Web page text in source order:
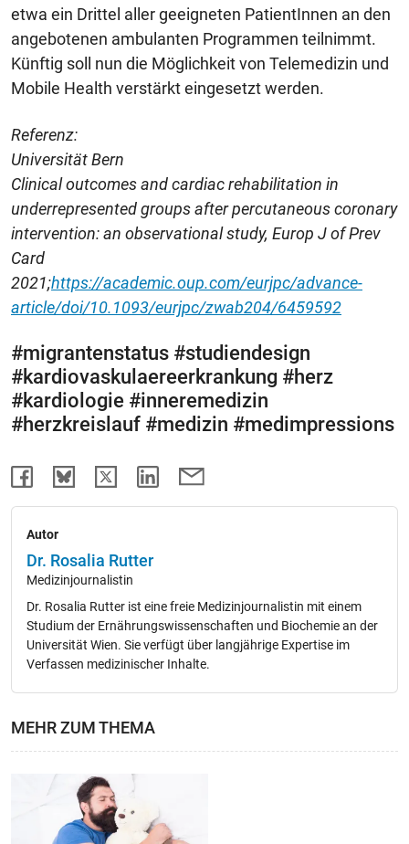
etwa ein Drittel aller geeigneten PatientInnen an den
angebotenen ambulanten Programmen teilnimmt.
Künftig soll nun die Möglichkeit von Telemedizin und
Mobile Health verstärkt eingesetzt werden.
Referenz:
Universität Bern
Clinical outcomes and cardiac rehabilitation in
underrepresented groups after percutaneous coronary
intervention: an observational study, Europ J of Prev
Card
2021;https://academic.oup.com/eurjpc/advance-
article/doi/10.1093/eurjpc/zwab204/6459592
#migrantenstatus #studiendesign
#kardiovaskulaereerkrankung #herz
#kardiologie #inneremedizin
#herzkreislauf #medizin #medimpressions
Autor
Dr. Rosalia Rutter
Medizinjournalistin
Dr. Rosalia Rutter ist eine freie Medizinjournalistin mit einem
Studium der Ernährungswissenschaften und Biochemie an der
Universität Wien. Sie verfügt über langjährige Expertise im
Verfassen medizinischer Inhalte.
MEHR ZUM THEMA